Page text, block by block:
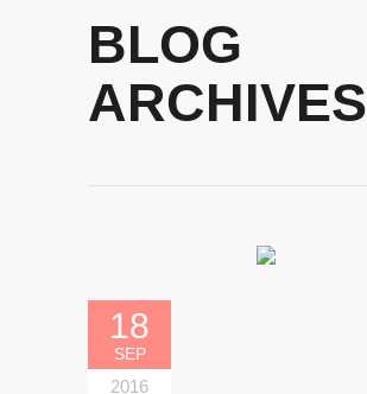
BLOG
ARCHIVES
18
SEP
2016